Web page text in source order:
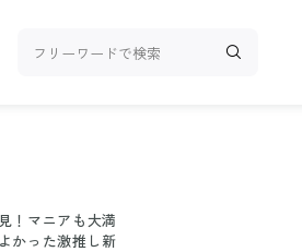
100均・雑貨 スーパー 料理レシピ
！マニアも大満
かった激推し新